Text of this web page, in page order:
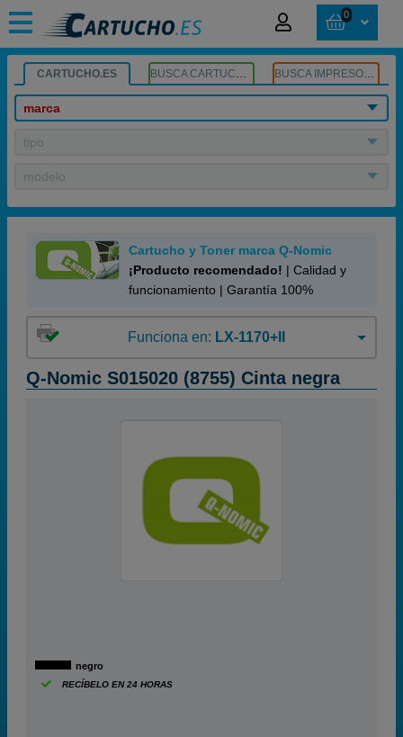
0
CARTUCHO.ES BUSCA CARTUCHOS BUSCA IMPRESORA
marca
tipo
modelo
Cartucho y Toner marca Q-Nomic
¡Producto recomendado! | Calidad y
funcionamiento | Garantía 100%
Funciona en: LX-1170+II
Q-Nomic S015020 (8755) Cinta negra
negro
RECÍBELO EN 24 HORAS